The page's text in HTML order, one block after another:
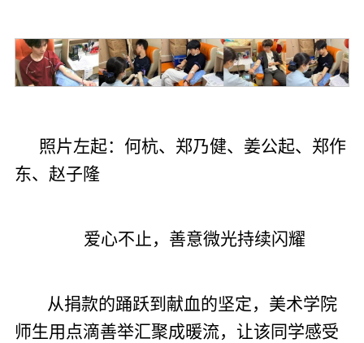
照片左起：何杭、郑乃健、姜公起、郑作
东、赵子隆
爱心不止，善意微光持续闪耀
从捐款的踊跃到献血的坚定，美术学院
师生用点滴善举汇聚成暖流，让该同学感受